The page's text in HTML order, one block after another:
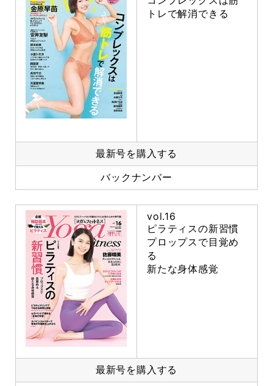
トレで解消できる
最新号を購入する
バックナンバー
vol.16
ピラティスの新習慣
プロップスで目覚め
る
新たな身体感覚
最新号を購入する